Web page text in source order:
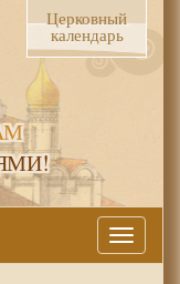
Церковный
календарь
Меню